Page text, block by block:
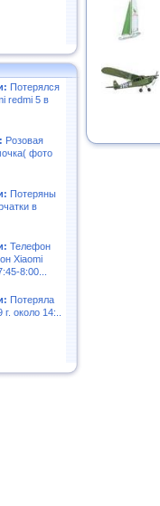
Потерялся
redmi 5 в
Розовая
фото
Потеряны
в
Телефон
Xiaomi
8:00...
Потеряла
около 14:..